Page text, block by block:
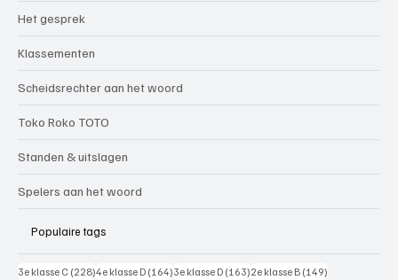
Het gesprek
Klassementen
Scheidsrechter aan het woord
Toko Roko TOTO
Standen & uitslagen
Spelers aan het woord
Populaire tags
3e klasse C (228)228 posts
4e klasse D (164)164 posts
3e klasse D (163)163 posts
2e klasse B (149)